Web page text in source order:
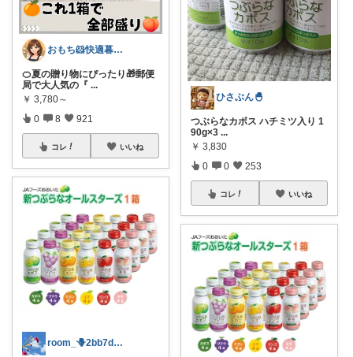
おもち🐹快適暮らし🌸オリ写🪴
🍊夏の贈り物にぴったり🎁郵便
局で大人気の『 ...
￥ 3,780～
0 8 921
コレ いいね
room_🪻2bb7d8bc05
ひさぶん🐣
つぶらなカボス ハチミツ入り 1
90g×3 ...
￥ 3,830
0 0 253
コレ いいね